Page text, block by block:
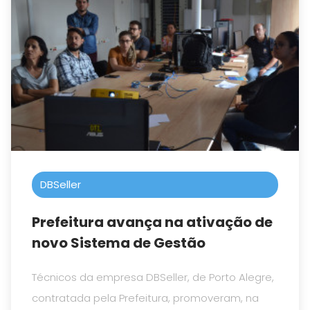
DBSeller
Prefeitura avança na ativação de
novo Sistema de Gestão
Técnicos da empresa DBSeller, de Porto Alegre,
contratada pela Prefeitura, promoveram, na